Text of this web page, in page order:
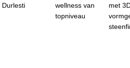
Durlesti
wellness van
topniveau
met